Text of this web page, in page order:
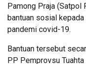
Pamong Praja (Satpol
bantuan sosial
pandemi covid-19.
Bantuan tersebut
PP Pemprovsu